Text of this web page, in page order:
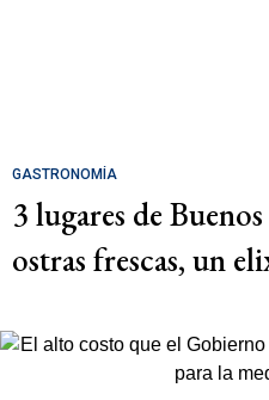
GASTRONOMÍA
3 lugares de
ostras frescas, un